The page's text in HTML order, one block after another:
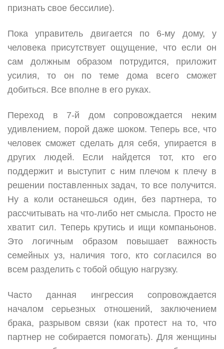
признать свое бессилие).
Пока управитель двигается по 6-му дому, у
человека присутствует ощущение, что если он
сам должным образом потрудится, приложит
усилия, то он по теме дома всего сможет
добиться. Все вполне в его руках.
Переход в 7-й дом сопровождается неким
удивлением, порой даже шоком. Теперь все, что
человек сможет сделать для себя, упирается в
других людей. Если найдется тот, кто его
поддержит и выступит с ним плечом к плечу в
решении поставленных задач, то все получится.
Ну а коли останешься один, без партнера, то
рассчитывать на что-либо нет смысла. Просто не
хватит сил. Теперь крутись и ищи компаньонов.
Это логичным образом повышает важность
семейных уз, наличия того, кто согласился во
всем разделить с тобой общую нагрузку.
Часто данная ингрессия сопровождается
началом серьезных отношений, заключением
брака, разрывом связи (как протест на то, что
партнер не собирается помогать). Для женщины